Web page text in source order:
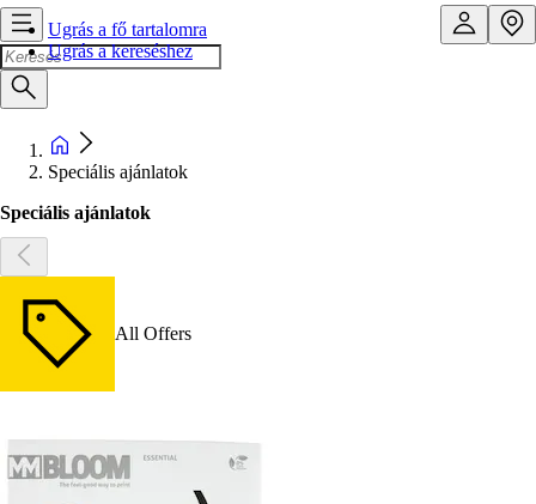
Ugrás a fő tartalomra
Ugrás a kereséshez
Speciális ajánlatok
Speciális ajánlatok
All Offers